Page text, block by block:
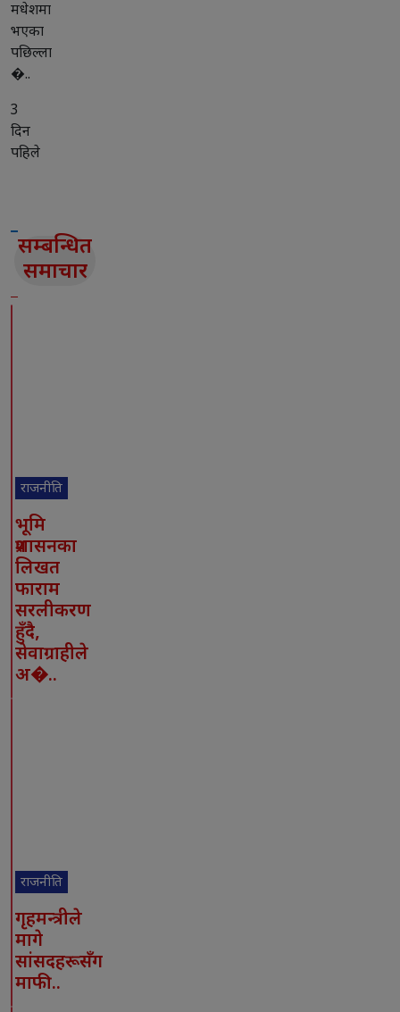
मधेशमा
भएका
पछिल्ला
�..
3
दिन
पहिले
सम्बन्धित
समाचार
राजनीति
भूमि
प्रशासनका
लिखत
फाराम
सरलीकरण
हुँदै,
सेवाग्राहीले
अ�..
राजनीति
गृहमन्त्रीले
मागे
सांसदहरूसँग
माफी..